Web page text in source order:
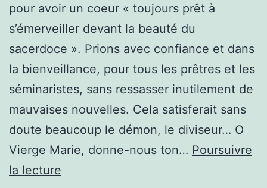
pour avoir un coeur « toujours prêt à
s’émerveiller devant la beauté du
sacerdoce ». Prions avec confiance et dans
la bienveillance, pour tous les prêtres et les
séminaristes, sans ressasser inutilement de
mauvaises nouvelles. Cela satisferait sans
doute beaucoup le démon, le diviseur… O
Vierge Marie, donne-nous ton… Poursuivre
la lecture